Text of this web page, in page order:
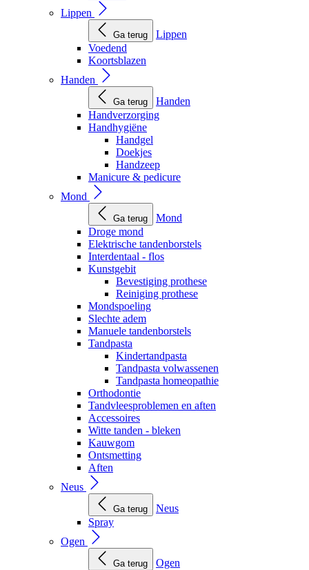
Lippen
Ga terug
Lippen
Voedend
Koortsblazen
Handen
Ga terug
Handen
Handverzorging
Handhygiëne
Handgel
Doekjes
Handzeep
Manicure & pedicure
Mond
Ga terug
Mond
Droge mond
Elektrische tandenborstels
Interdentaal - flos
Kunstgebit
Bevestiging prothese
Reiniging prothese
Mondspoeling
Slechte adem
Manuele tandenborstels
Tandpasta
Kindertandpasta
Tandpasta volwassenen
Tandpasta homeopathie
Orthodontie
Tandvleesproblemen en aften
Accessoires
Witte tanden - bleken
Kauwgom
Ontsmetting
Aften
Neus
Ga terug
Neus
Spray
Ogen
Ga terug
Ogen